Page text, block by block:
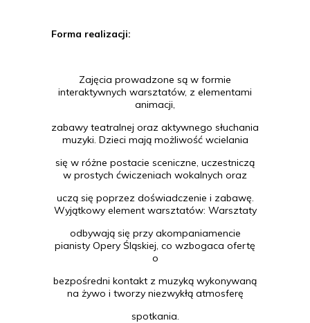
Forma realizacji:
Zajęcia prowadzone są w formie
interaktywnych warsztatów, z elementami
animacji,
zabawy teatralnej oraz aktywnego słuchania
muzyki. Dzieci mają możliwość wcielania
się w różne postacie sceniczne, uczestniczą
w prostych ćwiczeniach wokalnych oraz
uczą się poprzez doświadczenie i zabawę.
Wyjątkowy element warsztatów: Warsztaty
odbywają się przy akompaniamencie
pianisty Opery Śląskiej, co wzbogaca ofertę
o
bezpośredni kontakt z muzyką wykonywaną
na żywo i tworzy niezwykłą atmosferę
spotkania.